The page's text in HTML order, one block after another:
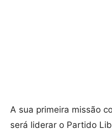
A sua primeira missão
será liderar o Partido